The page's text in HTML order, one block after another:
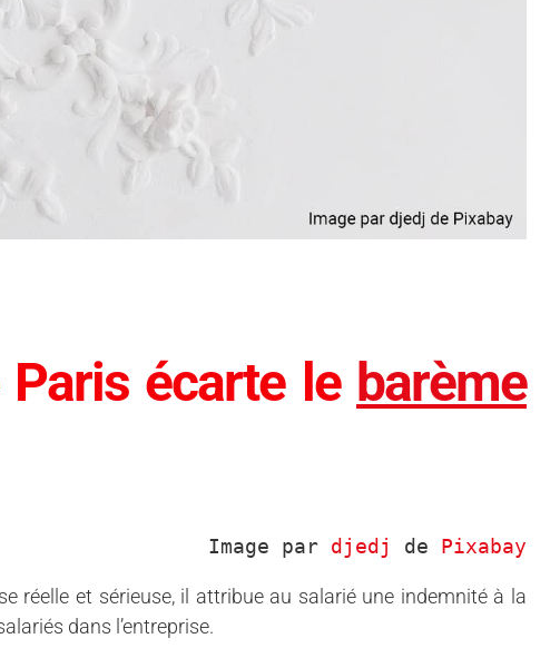
écarte le barème
Image par djedj de Pixabay
réelle et sérieuse, il attribue au salarié une indemnité à la
dans l’entreprise.